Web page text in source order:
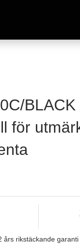
för
års rikstäckande garanti